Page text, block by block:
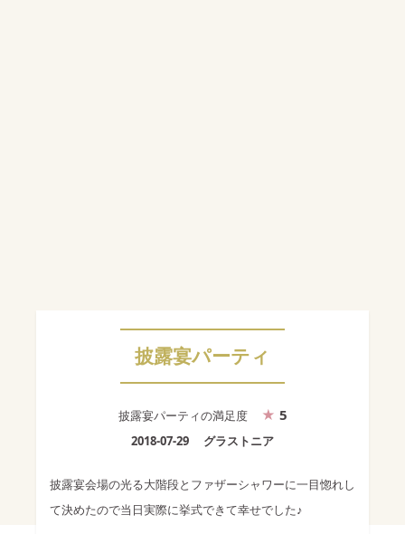
披露宴パーティ
披露宴パーティの満足度 5
2018-07-29 グラストニア
披露宴会場の光る大階段とファザーシャワーに一目惚れし
て決めたので当日実際に挙式できて幸せでした♪